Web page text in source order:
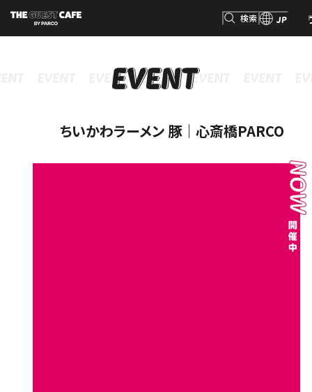
検索 JP
検索
INFORMATION RESERVATION
ちいかわラーメン 豚｜心斎橋PARCO